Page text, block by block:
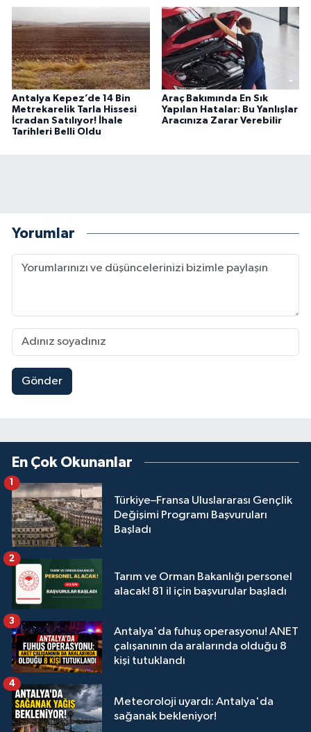
Antalya Kepez’de 14 Bin
Metrekarelik Tarla Hissesi
İcradan Satılıyor! İhale
Tarihleri Belli Oldu
Araç Bakımında En Sık
Yapılan Hatalar: Bu Yanlışlar
Aracınıza Zarar Verebilir
Yorumlar
Gönder
En Çok Okunanlar
Türkiye–Fransa Uluslararası Gençlik
Değişimi Programı Başvuruları
Başladı
Tarım ve Orman Bakanlığı personel
alacak! 81 il için başvurular başladı
2
Antalya'da fuhuş operasyonu! ANET
çalışanının da aralarında olduğu 8
kişi tutuklandı
3
Meteoroloji uyardı: Antalya'da
sağanak bekleniyor!
4